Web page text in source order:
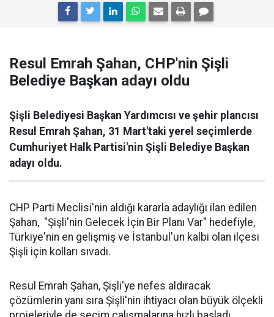
Resul Emrah Şahan, CHP'nin Şişli
Belediye Başkan adayı oldu
Şişli Belediyesi Başkan Yardımcısı ve şehir plancısı
Resul Emrah Şahan, 31 Mart'taki yerel seçimlerde
Cumhuriyet Halk Partisi'nin Şişli Belediye Başkan
adayı oldu.
CHP Parti Meclisi'nin aldığı kararla adaylığı ilan edilen
Şahan, "Şişli'nin Gelecek İçin Bir Planı Var" hedefiyle,
Türkiye'nin en gelişmiş ve İstanbul'un kalbi olan ilçesi
Şişli için kolları sıvadı.
Resul Emrah Şahan, Şişli'ye nefes aldıracak
çözümlerin yanı sıra Şişli'nin ihtiyacı olan büyük ölçekli